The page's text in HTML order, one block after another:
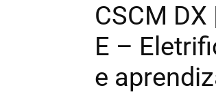
CSCM
E –
e